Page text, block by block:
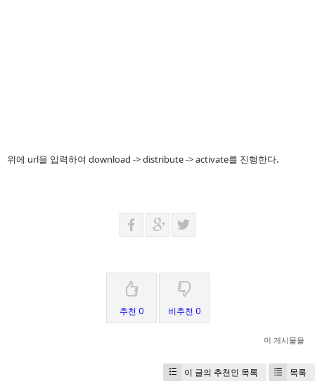
위에 url을 입력하여 download -> distribute -> activate를 진행한다.
추천 0 비추천 0
이 게시물을
이 글의 추천인 목록 목록